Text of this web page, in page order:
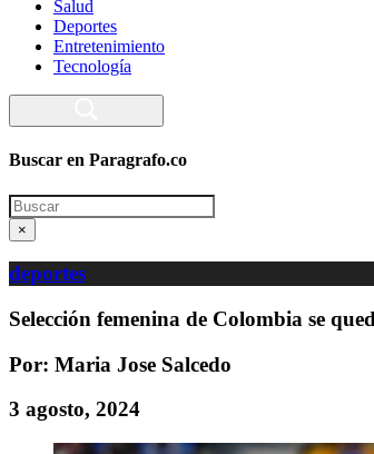
Salud
Deportes
Entretenimiento
Tecnología
Buscar en Paragrafo.co
Search
×
deportes
Selección femenina de Colombia se
Por: Maria Jose Salcedo
3 agosto, 2024